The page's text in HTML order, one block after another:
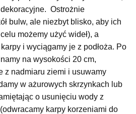
Ostrożnie
bulw, ale niezbyt blisko, aby ich
możemy użyć wideł), a
i wyciągamy je z podłoża. Po
na wysokości 20 cm,
z nadmiaru ziemi i usuwamy
w ażurowych skrzynkach lub
o usunięciu wody z
karpy korzeniami do